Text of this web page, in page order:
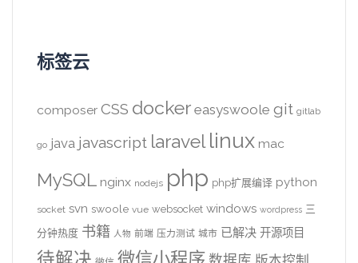
标签云
composer CSS docker easyswoole git gitlab
go java javascript laravel linux mac
MySQL nginx nodejs php php扩展编译 python
socket svn swoole vue websocket windows wordpress 三
分钟热度 书籍 人物 前端 压力测试 城市 已解决 开源项目